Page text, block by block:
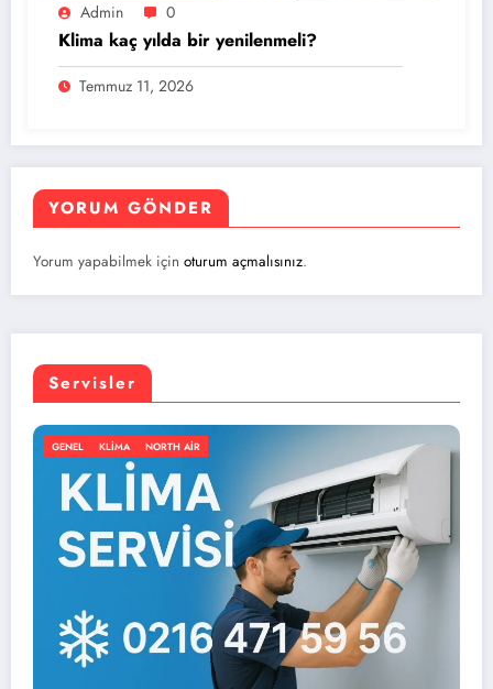
Admin 0
Klima kaç yılda bir yenilenmeli?
Temmuz 11, 2026
YORUM GÖNDER
Yorum yapabilmek için oturum açmalısınız.
Servisler
KLIMA